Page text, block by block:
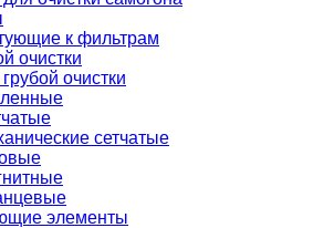
к фильтрам
очистки
очистки
сетчатые
элементы